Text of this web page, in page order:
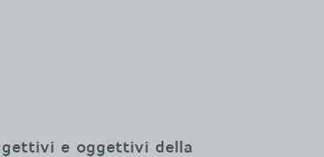
e oggettivi della